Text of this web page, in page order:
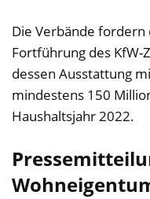
Die Verbände fordern
Fortführung des KfW-
dessen Ausstattung
mindestens 150
Haushaltsjahr 2022.